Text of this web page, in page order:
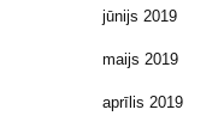
jūnijs 2019
maijs 2019
aprīlis 2019